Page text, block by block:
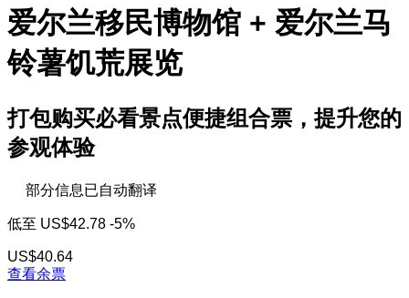
爱尔兰移民博物馆 + 爱尔兰马
铃薯饥荒展览
打包购买必看景点便捷组合票，提升您的
参观体验
部分信息已自动翻译
低至 US$42.78 -5%
US$40.64
查看余票